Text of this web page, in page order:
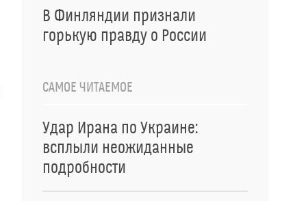
В Финляндии признали
горькую правду о России
САМОЕ ЧИТАЕМОЕ
Удар Ирана по Украине:
всплыли неожиданные
подробности